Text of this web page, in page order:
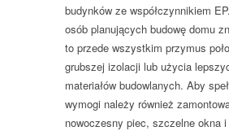
budynków ze współczynnikiem
osób planujących budowę domu
to przede wszystkim przymus
grubszej izolacji lub użycia
materiałów budowlanych. Aby
wymogi należy również
nowoczesny piec, szczelne okna i